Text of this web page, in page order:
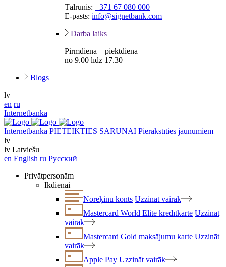
Tālrunis: +371 67 080 000
E-pasts: info@signetbank.com
Darba laiks
Pirmdiena – piektdiena
no 9.00 līdz 17.30
Blogs
lv
en ru
Internetbanka
Internetbanka PIETEIKTIES SARUNAI Pierakstīties jaunumiem
lv
lv Latviešu
en English ru Русский
Privātpersonām
Ikdienai
Norēķinu konts Uzzināt vairāk
Mastercard World Elite kredītkarte Uzzināt
vairāk
Mastercard Gold maksājumu karte Uzzināt
vairāk
Apple Pay Uzzināt vairāk